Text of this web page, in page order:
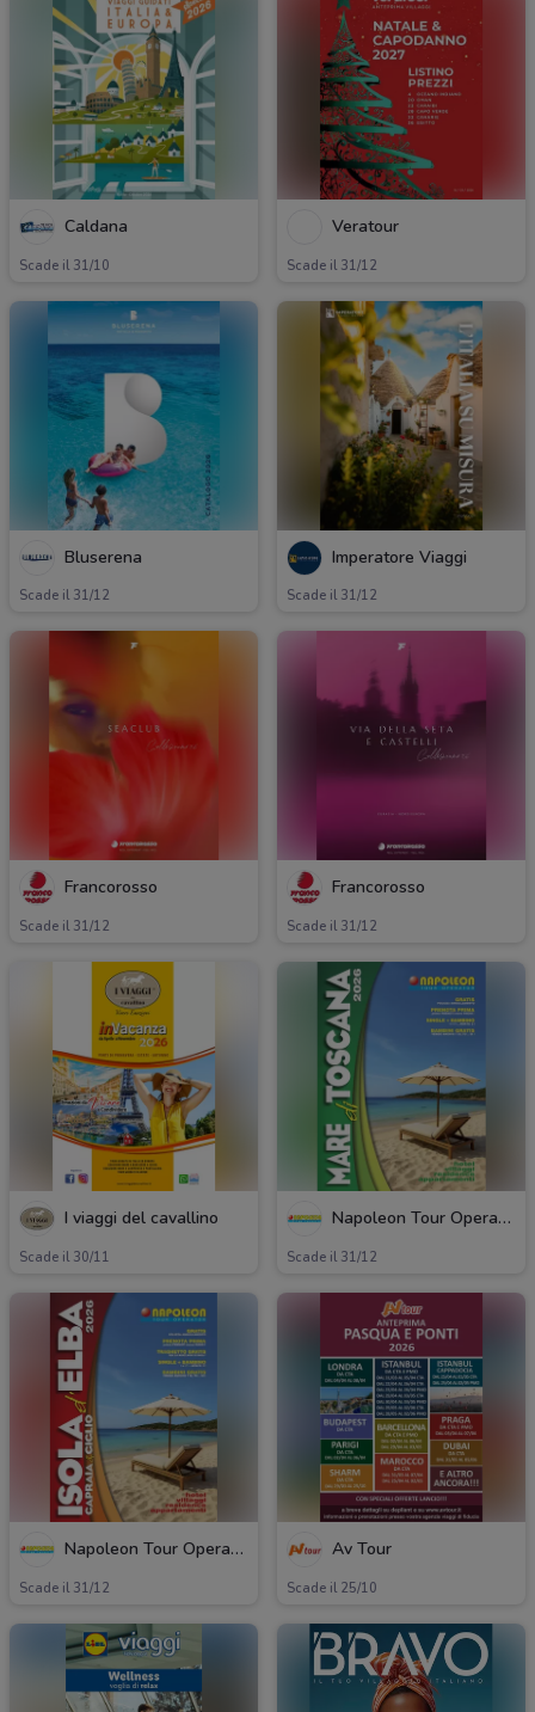
Caldana
Scade il 31/10
Veratour
Scade il 31/12
Bluserena
Scade il 31/12
Imperatore Viaggi
Scade il 31/12
Francorosso
Scade il 31/12
Francorosso
Scade il 31/12
I viaggi del cavallino
Scade il 30/11
Napoleon Tour Operator
Scade il 31/12
Napoleon Tour Operator
Scade il 31/12
Av Tour
Scade il 25/10